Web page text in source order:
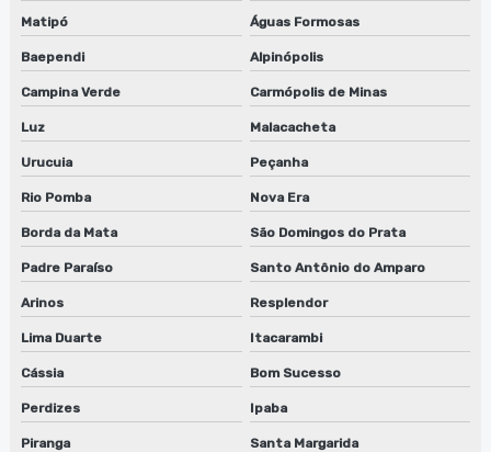
Solvente para limpeza
Solvente para limpeza de peças
Solvente para limpeza a seco
Tanque para limpeza de peças
Matipó Águas Formosas
Baependi Alpinópolis
Campina Verde Carmópolis de Minas
Luz Malacacheta
Urucuia Peçanha
Rio Pomba Nova Era
Borda da Mata São Domingos do Prata
Padre Paraíso Santo Antônio do Amparo
Arinos Resplendor
Lima Duarte Itacarambi
Cássia Bom Sucesso
Perdizes Ipaba
Piranga Santa Margarida